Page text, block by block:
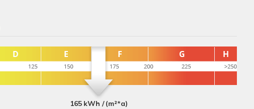
165 kWh / (m²*a)